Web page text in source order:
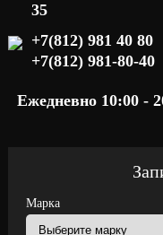
35
+7(812) 981 40 80
+7(812) 981-80-40
Ежедневно 10:00 -
Марка